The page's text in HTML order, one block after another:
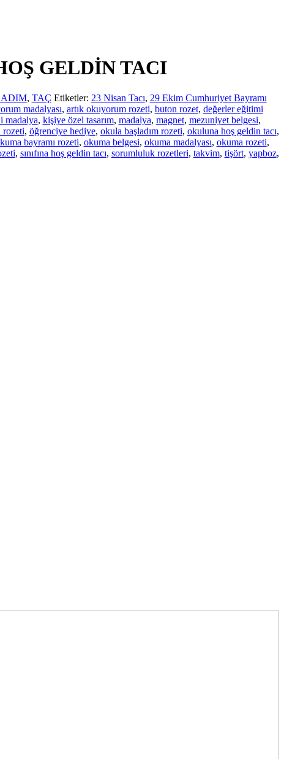
GELDİN TACI
, TAÇ Etiketler: 23 Nisan Tacı, 29 Ekim Cumhuriyet Bayramı
madalyası, artık okuyorum rozeti, buton rozet, değerler eğitimi
madalya, kişiye özel tasarım, madalya, magnet, mezuniyet belgesi,
rozeti, öğrenciye hediye, okula başladım rozeti, okuluna hoş geldin tacı,
bayramı rozeti, okuma belgesi, okuma madalyası, okuma rozeti,
, sınıfına hoş geldin tacı, sorumluluk rozetleri, takvim, tişört, yapboz,